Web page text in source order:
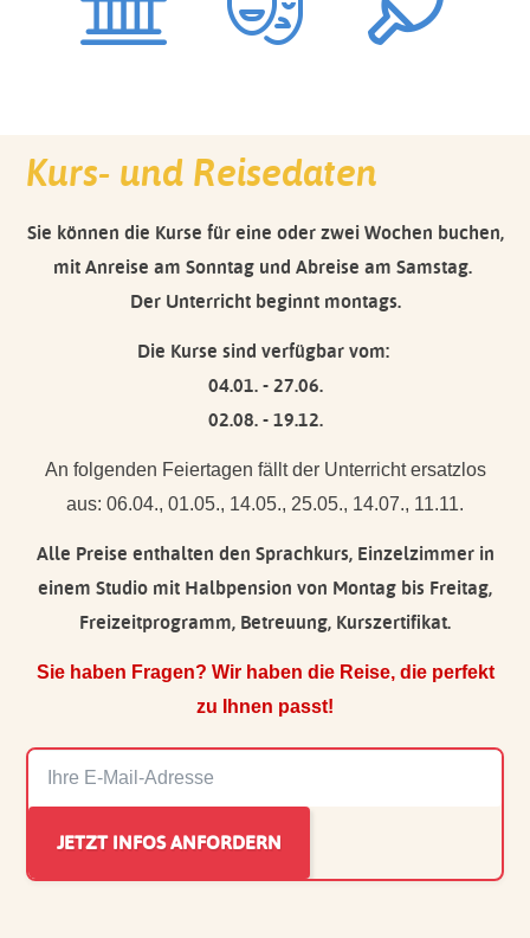
Kurs- und Reisedaten
Sie können die Kurse für eine oder zwei Wochen buchen,
mit Anreise am Sonntag und Abreise am Samstag.
Der Unterricht beginnt montags.
Die Kurse sind verfügbar vom:
04.01. - 27.06.
02.08. - 19.12.
An folgenden Feiertagen fällt der Unterricht ersatzlos
aus: 06.04., 01.05., 14.05., 25.05., 14.07., 11.11.
Alle Preise enthalten den Sprachkurs, Einzelzimmer in
einem Studio mit Halbpension von Montag bis Freitag,
Freizeitprogramm, Betreuung, Kurszertifikat.
Sie haben Fragen? Wir haben die Reise, die perfekt
zu Ihnen passt!